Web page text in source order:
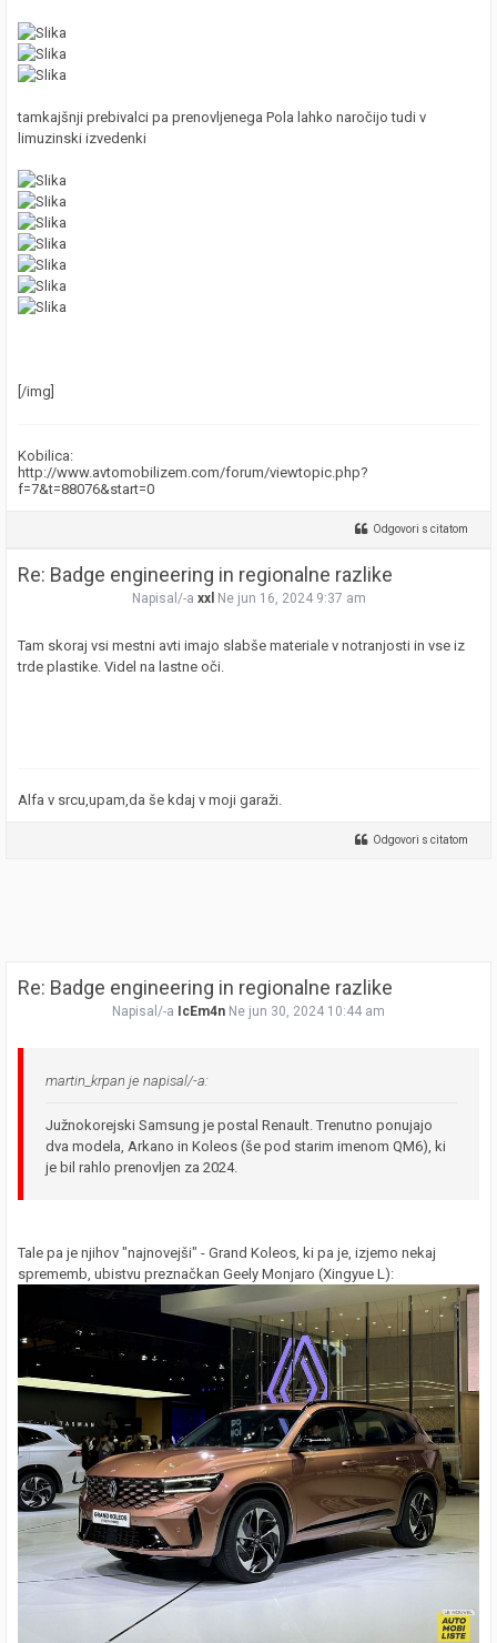
tamkajšnji prebivalci pa prenovljenega Pola lahko naročijo tudi v
limuzinski izvedenki
[/img]
Kobilica:
http://www.avtomobilizem.com/forum/viewtopic.php?
f=7&t=88076&start=0
Odgovori s citatom
Re: Badge engineering in regionalne razlike
Napisal/-a xxl Ne jun 16, 2024 9:37 am
Tam skoraj vsi mestni avti imajo slabše materiale v notranjosti in vse iz
trde plastike. Videl na lastne oči.
Alfa v srcu,upam,da še kdaj v moji garaži.
Odgovori s citatom
Re: Badge engineering in regionalne razlike
Napisal/-a IcEm4n Ne jun 30, 2024 10:44 am
martin_krpan je napisal/-a:
Južnokorejski Samsung je postal Renault. Trenutno ponujajo
dva modela, Arkano in Koleos (še pod starim imenom QM6), ki
je bil rahlo prenovljen za 2024.
Tale pa je njihov "najnovejši" - Grand Koleos, ki pa je, izjemo nekaj
sprememb, ubistvu preznačkan Geely Monjaro (Xingyue L):